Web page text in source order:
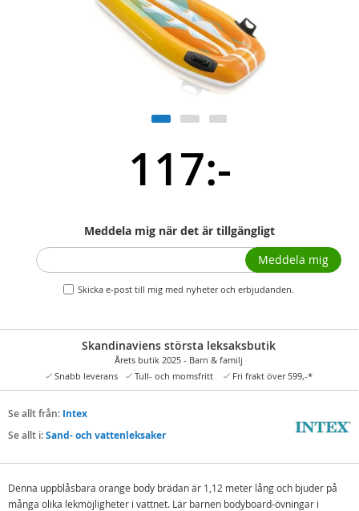
117:-
Meddela mig när det är tillgängligt
Skicka e-post till mig med nyheter och erbjudanden.
Meddela mig
Skandinaviens största leksaksbutik
Årets butik 2025 - Barn & familj
Snabb leverans
Tull- och momsfritt Fri frakt över 599,-*
Se allt från: Intex
Se allt i:Sand- och vattenleksaker
Denna uppblåsbara orange body brädan är 1,12 meter lång och bjuder på
många olika lekmöjligheter i vattnet. Lär barnen bodyboard-övningar i